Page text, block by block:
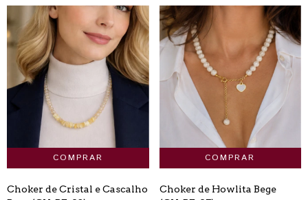
Choker de Cristal e Cascalho
Choker de Howlita Bege